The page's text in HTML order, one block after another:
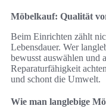
Möbelkauf: Qualität
Beim Einrichten zählt
Lebensdauer. Wer
bewusst auswählen und
Reparaturfähigkeit
und schont die Umwelt.
Wie man langlebige